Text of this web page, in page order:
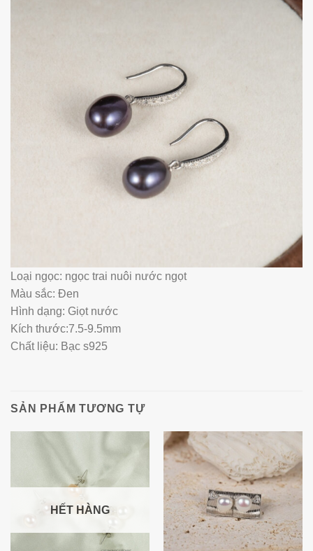
Loại ngọc: ngọc trai nuôi nước ngọt
Màu sắc: Đen
Hình dạng: Giọt nước
Kích thước:7.5-9.5mm
Chất liệu: Bạc s925
SẢN PHẨM TƯƠNG TỰ
HẾT HÀNG